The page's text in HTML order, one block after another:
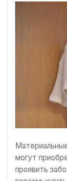
могут
проявить